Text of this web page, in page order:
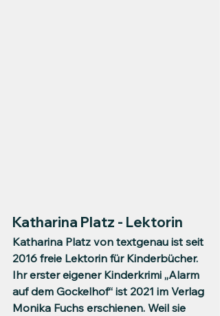
Katharina Platz - Lektorin
Katharina Platz von textgenau ist seit
2016 freie Lektorin für Kinderbücher.
Ihr erster eigener Kinderkrimi „Alarm
auf dem Gockelhof“ ist 2021 im Verlag
Monika Fuchs erschienen. Weil sie